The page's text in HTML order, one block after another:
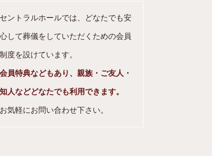
セントラルホールでは、どなたでも安
心して葬儀をしていただくための会員
制度を設けています。
会員特典などもあり、親族・ご友人・
知人などどなたでも利用できます。
お気軽にお問い合わせ下さい。